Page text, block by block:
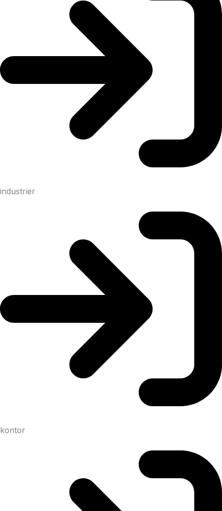
industrier
kontor